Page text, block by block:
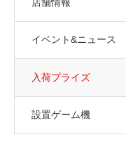
イベント&ニュース
入荷プライズ
設置ゲーム機